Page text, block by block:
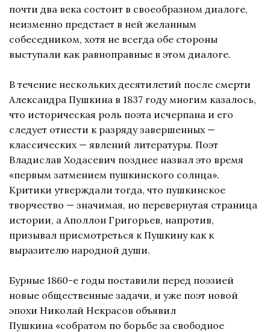
почти два века состоит в своеобразном диалоге,
неизменно предстает в ней желанным
собеседником, хотя не всегда обе стороны
выступали как равноправные в этом диалоге.
В течение нескольких десятилетий после смерти
Александра Пушкина в 1837 году многим казалось,
что историческая роль поэта исчерпана и его
следует отнести к разряду завершенных —
классических — явлений литературы. Поэт
Владислав Ходасевич позднее назвал это время
«первым затмением пушкинского солнца».
Критики утверждали тогда, что пушкинское
творчество — значимая, но перевернутая страница
истории, а Аполлон Григорьев, напротив,
призывал присмотреться к Пушкину как к
выразителю народной души.
Бурные 1860-е годы поставили перед поэзией
новые общественные задачи, и уже поэт новой
эпохи Николай Некрасов объявил
Пушкина «собратом по борьбе за свободное